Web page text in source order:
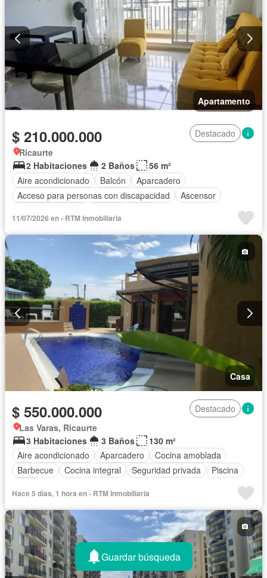
Apartamento
$ 210.000.000
Destacado
Ricaurte
2 Habitaciones
2 Baños
56 m²
Aire acondicionado
Balcón
Aparcadero
Acceso para personas con discapacidad
Ascensor
11/07/2026 en - RTM Inmobiliaria
Casa
$ 550.000.000
Destacado
Las Varas, Ricaurte
3 Habitaciones
3 Baños
130 m²
Aire acondicionado
Aparcadero
Cocina amoblada
Barbecue
Cocina integral Seguridad privada
Piscina
Hace 5 días, 1 hora en - RTM Inmobiliaria
Guardar búsqueda